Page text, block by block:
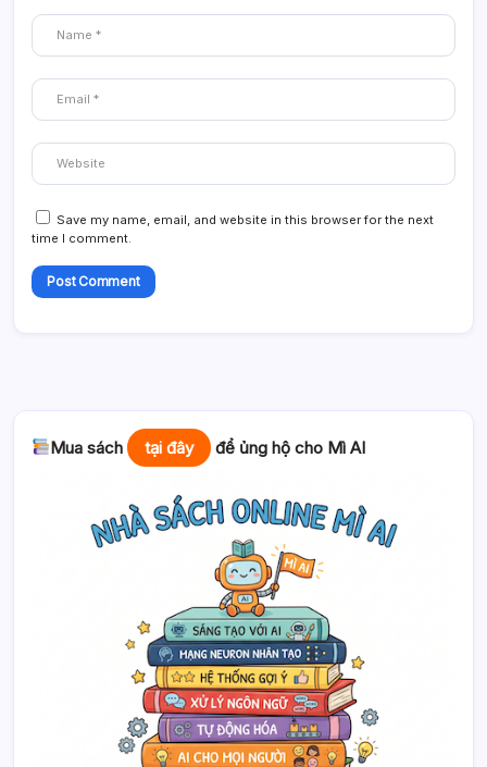
Save my name, email, and website in this browser for the next
time I comment.
Mua sách tại đây để ủng hộ cho Mì AI